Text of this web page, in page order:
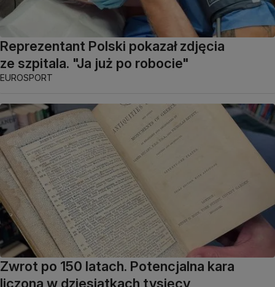
Reprezentant Polski pokazał zdjęcia
ze szpitala. "Ja już po robocie"
EUROSPORT
Zwrot po 150 latach. Potencjalna kara
liczona w dziesiątkach tysięcy